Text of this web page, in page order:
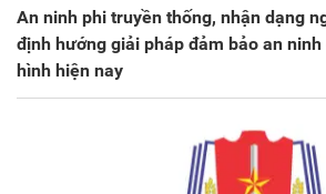
An ninh phi truyền thống, nhận dạng
định hướng giải pháp đảm bảo an
hình hiện nay